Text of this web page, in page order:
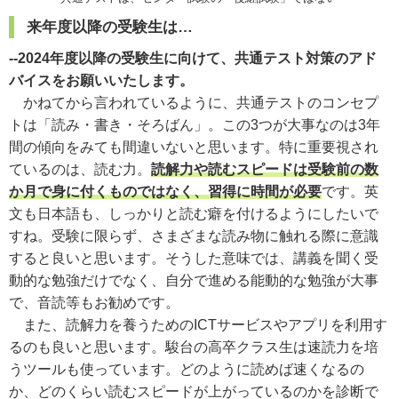
来年度以降の受験生は…
--2024年度以降の受験生に向けて、共通テスト対策のアド
バイスをお願いいたします。
かねてから言われているように、共通テストのコンセプ
トは「読み・書き・そろばん」。この3つが大事なのは3年
間の傾向をみても間違いないと思います。特に重要視され
ているのは、読む力。 読解力や読むスピードは受験前の数
か月で身に付くものではなく、習得に時間が必要です。英
文も日本語も、しっかりと読む癖を付けるようにしたいで
すね。受験に限らず、さまざまな読み物に触れる際に意識
すると良いと思います。 そうした意味では、講義を聞く受
動的な勉強だけでなく、自分で進める能動的な勉強が大事
で、音読等もお勧めです。
また、読解力を養うためのICTサービスやアプリを利用す
るのも良いと思います。駿台の高卒クラス生は速読力を培
うツールも使っています。どのように読めば速くなるの
か、どのくらい読むスピー ドが上がっているのかを診断で